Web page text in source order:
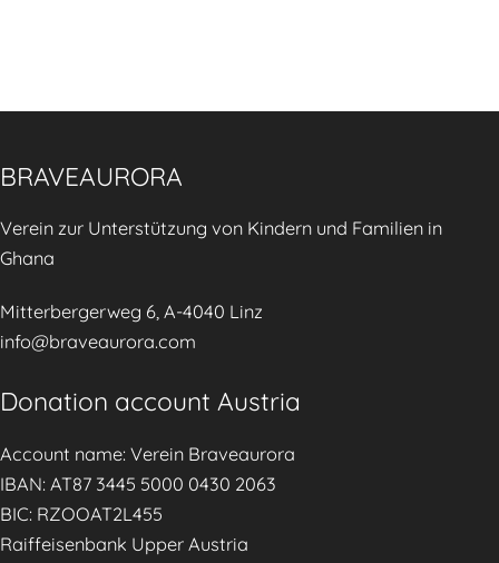
BRAVEAURORA
Verein zur Unterstützung von Kindern und Familien in
Ghana
Mitterbergerweg 6, A-4040 Linz
info@braveaurora.com
Donation account Austria
Account name: Verein Braveaurora
IBAN: AT87 3445 5000 0430 2063
BIC: RZOOAT2L455
Raiffeisenbank Upper Austria